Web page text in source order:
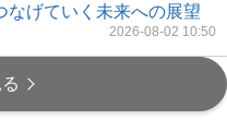
なげていく未来への展望
2026-08-02 10:50